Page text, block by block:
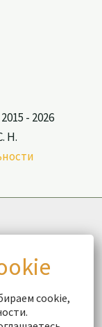
- 2026
Н.
cookie,